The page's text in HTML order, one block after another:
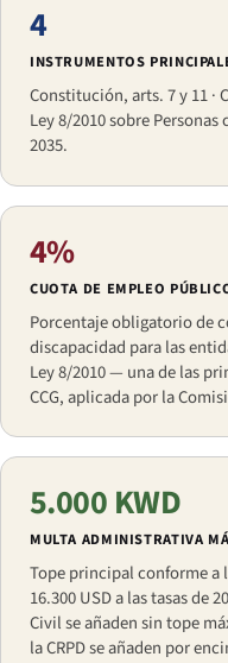
4
INSTRUMENTOS
Constitución, arts. 7 y 11 ·
Ley 8/2010 sobre
2035.
4%
CUOTA DE EMPLEO
Porcentaje obligatorio de
discapacidad para las
Ley 8/2010 — una de las
CCG, aplicada por la
5.000 KWD
MULTA ADMINISTRATIVA
Tope principal conforme a
16.300 USD a las tasas de
Civil se añaden sin tope
la CRPD se añaden por